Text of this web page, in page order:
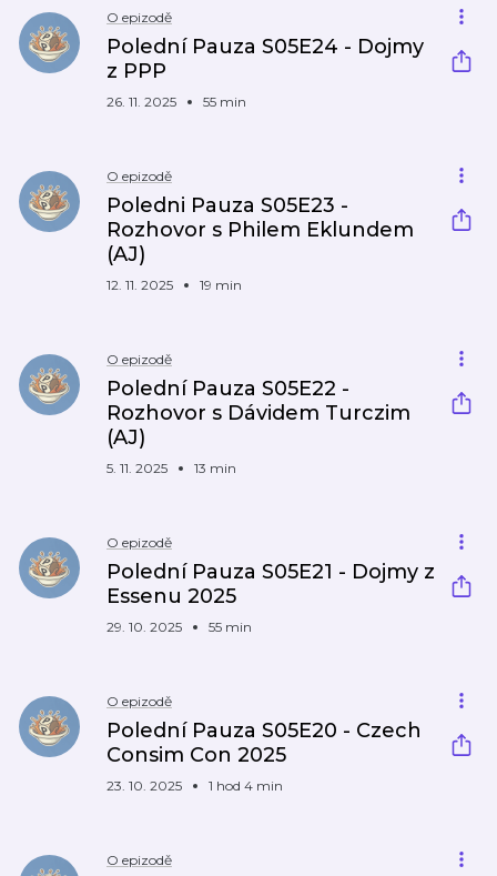
O epizodě
Polední Pauza S05E24 - Dojmy
z PPP
26. 11. 2025 55 min
O epizodě
Poledni Pauza S05E23 -
Rozhovor s Philem Eklundem
(AJ)
12. 11. 2025 19 min
O epizodě
Polední Pauza S05E22 -
Rozhovor s Dávidem Turczim
(AJ)
5. 11. 2025 13 min
O epizodě
Polední Pauza S05E21 - Dojmy z
Essenu 2025
29. 10. 2025 55 min
O epizodě
Polední Pauza S05E20 - Czech
Consim Con 2025
23. 10. 2025 1 hod 4 min
O epizodě